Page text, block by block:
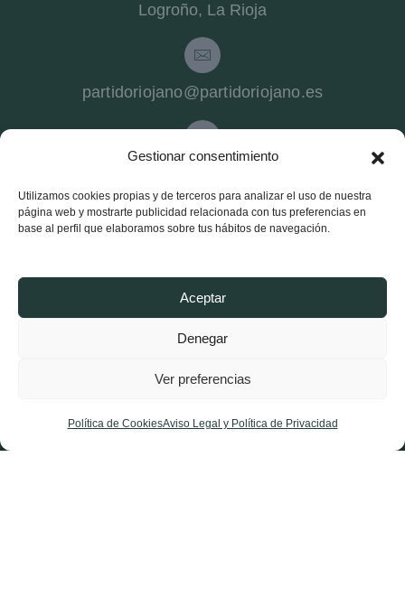
Gestionar consentimiento
Utilizamos cookies propias y de terceros para analizar el uso de nuestra
página web y mostrarte publicidad relacionada con tus preferencias en
base al perfil que elaboramos sobre tus hábitos de navegación.
Aceptar
Denegar
Ver preferencias
Política de CookiesAviso Legal y Política de Privacidad
Logroño, La Rioja
partidoriojano@partidoriojano.es
Partido Riojano
Estructura
Afíliate
Contacta